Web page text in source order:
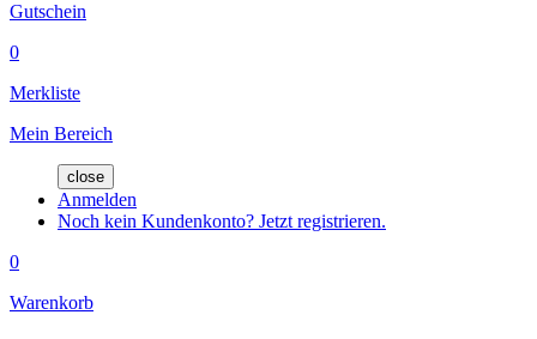
Gutschein
0
Merkliste
Mein Bereich
close
Anmelden
Noch kein Kundenkonto? Jetzt registrieren.
0
Warenkorb